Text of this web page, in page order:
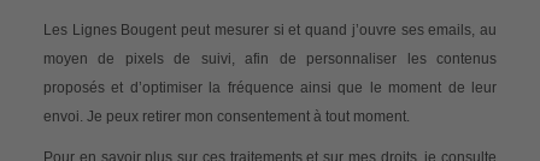
Les Lignes Bougent peut mesurer si et quand j’ouvre ses emails, au
moyen de pixels de suivi, afin de personnaliser les contenus
proposés et d’optimiser la fréquence ainsi que le moment de leur
envoi. Je peux retirer mon consentement à tout moment.
Pour en savoir plus sur ces traitements et sur mes droits, je consulte